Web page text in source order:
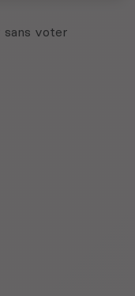
sans voter